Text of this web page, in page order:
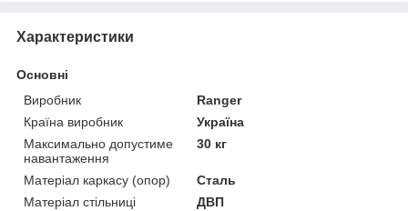
Характеристики
Основні
Виробник
Ranger
Країна виробник
Україна
Максимально допустиме
навантаження
30 кг
Матеріал каркасу (опор)
Сталь
Матеріал стільниці
ДВП